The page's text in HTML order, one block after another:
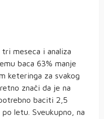
meseca i analiza
baca 63% manje
keteringa za svakog
znači da je na
baciti 2,5
letu. Sveukupno, na